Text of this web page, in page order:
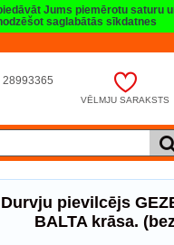
Jums piemērotu saturu
saglabātās sīkdatnes
28993365
VĒLMJU SARAKSTS
Durvju pievilcējs
BALTA krāsa.